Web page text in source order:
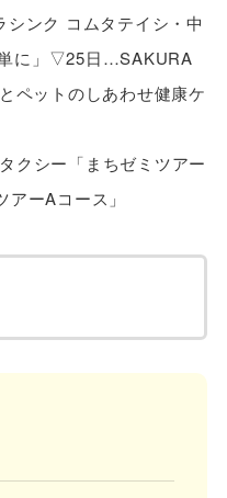
ンク コムタテイシ・中
に」▽25日…SAKURA
ペットのしあわせ健康ケ
クシー「まちゼミツアー
ーAコース」